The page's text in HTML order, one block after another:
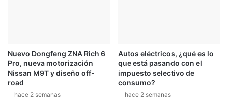
Nuevo Dongfeng ZNA Rich 6
Pro, nueva motorización
Nissan M9T y diseño off-
road
hace 2 semanas
Autos eléctricos, ¿qué es lo
que está pasando con el
impuesto selectivo de
consumo?
hace 2 semanas